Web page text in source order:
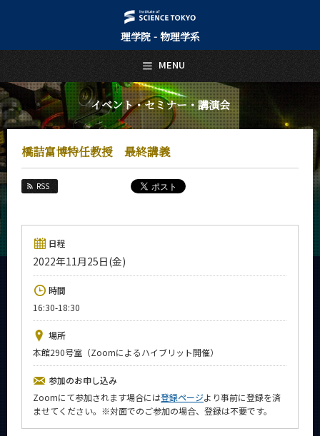
理学院 - 物理学系
イベント・セミナー・講演会
橋詰富博特任教授 最終講義
RSS
日程
2022年11月25日(金)
時間
16:30-18:30
場所
本館290号室（Zoomによるハイブリット開催）
参加のお申し込み
Zoomにて参加されます場合には登録ページより事前に登録を済
ませてください。※対面でのご参加の場合、登録は不要です。
MENU
日本語 English
トップページ
Top Page
物理学系について
About Us
Education
未来
Future
入学案内
Admissions
物理学系 News&Information
News
イベントカレンダー
Event Calendar
今後のイベント